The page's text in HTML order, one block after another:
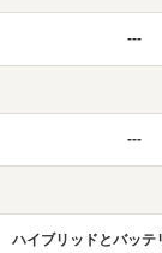
---
---
ハイブリッドとバッテ